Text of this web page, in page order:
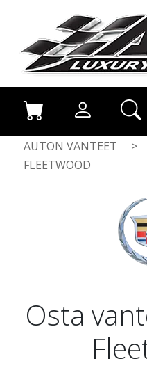
AUTON VANTEET >
FLEETWOOD
Osta